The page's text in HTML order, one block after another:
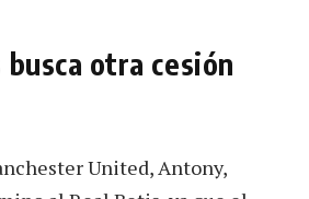
busca otra cesión
United, Antony,